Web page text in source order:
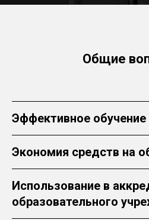
Общие
Эффективное обучение
Экономия средств на
Использование в
образовательного